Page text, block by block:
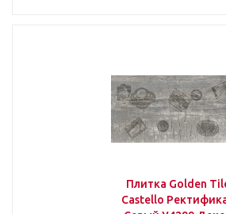
Плитка Golden
Castello